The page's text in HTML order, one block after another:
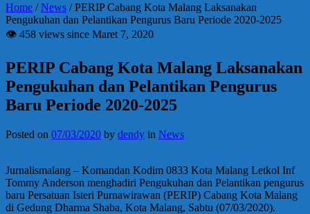
Home /News /PERIP Cabang Kota Malang Laksanakan
Pengukuhan dan Pelantikan Pengurus Baru Periode 2020-2025
👁 458 views since Maret 7, 2020
PERIP Cabang Kota Malang Laksanakan
Pengukuhan dan Pelantikan Pengurus
Baru Periode 2020-2025
Posted on 07/03/2020 by dendy in News
Jurnalismalang – Komandan Kodim 0833 Kota Malang Letkol Inf
Tommy Anderson menghadiri Pengukuhan dan Pelantikan pengurus
baru Persatuan Isteri Purnawirawan (PERIP) Cabang Kota Malang
di Gedung Dharma Shaba, Kota Malang, Sabtu (07/03/2020).